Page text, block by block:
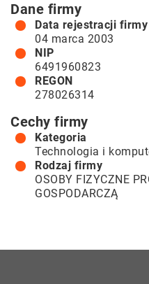
Dane firmy
Data rejestracji firmy
04 marca 2003
NIP
6491960823
REGON
278026314
Cechy firmy
Kategoria
Technologia i
Rodzaj firmy
OSOBY FIZYCZNE
GOSPODARCZĄ